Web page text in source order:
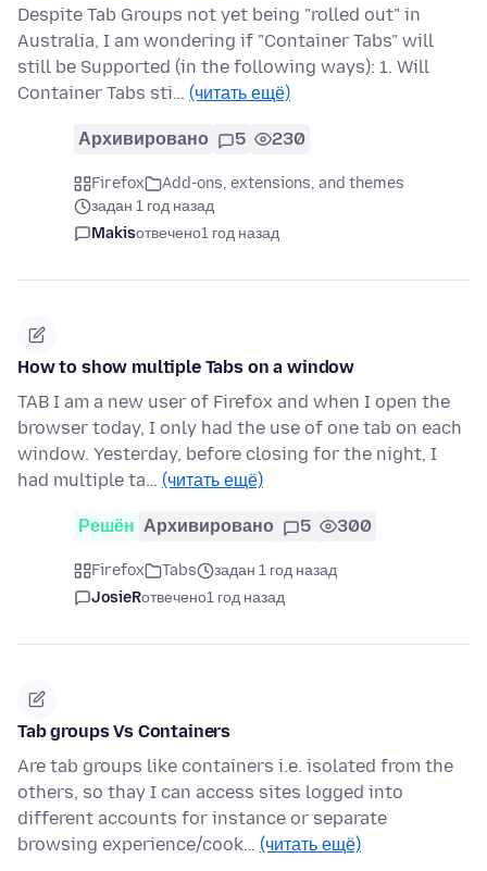
Despite Tab Groups not yet being "rolled out" in
Australia, I am wondering if "Container Tabs" will
still be Supported (in the following ways): 1. Will
Container Tabs sti… (читать ещё)
Архивировано 5 230
Firefox
Add-ons, extensions, and themes
задан 1 год назад
Makisотвечено1 год назад
How to show multiple Tabs on a window
TAB I am a new user of Firefox and when I open the
browser today, I only had the use of one tab on each
window. Yesterday, before closing for the night, I
had multiple ta… (читать ещё)
Решён Архивировано 5 300
Firefox Tabs
задан 1 год назад
JosieRотвечено1 год назад
Tab groups Vs Containers
Are tab groups like containers i.e. isolated from the
others, so thay I can access sites logged into
different accounts for instance or separate
browsing experience/cook… (читать ещё)